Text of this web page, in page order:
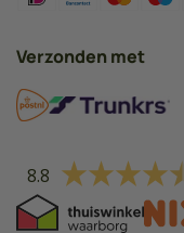
Verzonden met
8.8